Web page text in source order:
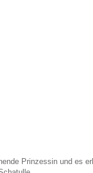
Prinzessin und es